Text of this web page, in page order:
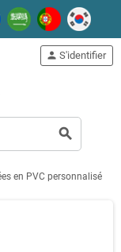
search
person S'identifier
en PVC personnalisé